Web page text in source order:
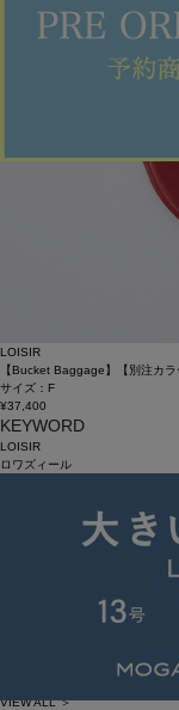
LOISIR
【Bucket Baggage】【別注カ
サイズ：F
¥37,400
KEYWORD
LOISIR
ロワズィール
このスタッフのその他
VIEW ALL ＞